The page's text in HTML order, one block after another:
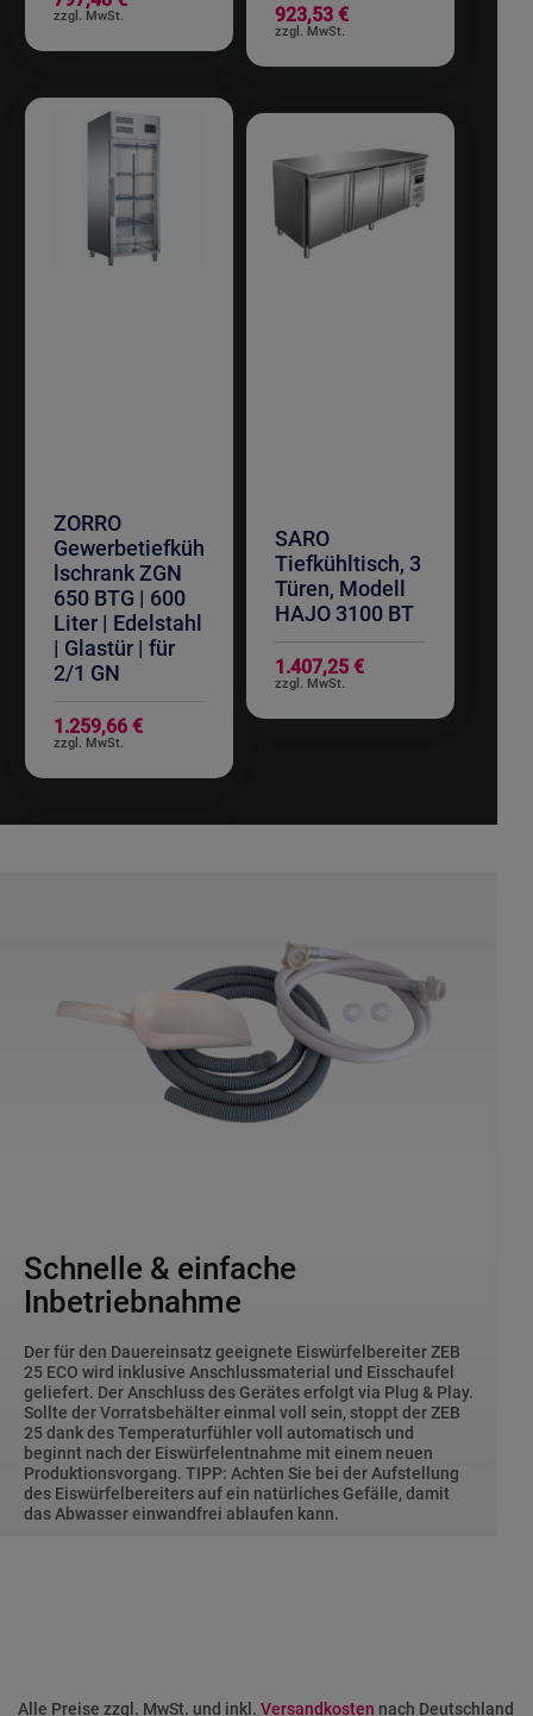
ZORRO
Gewerbetiefküh
lschrank ZGN
650 BTG | 600
Liter | Edelstahl
| Glastür | für
2/1 GN
1.259,66 €
923,53 €
SARO
Tiefkühltisch, 3
Türen, Modell
HAJO 3100 BT
1.407,25 €
Schnelle & einfache
Inbetriebnahme
Der für den Dauereinsatz geeignete Eiswürfelbereiter ZEB
25 ECO wird inklusive Anschlussmaterial und Eisschaufel
geliefert. Der Anschluss des Gerätes erfolgt via Plug & Play.
Sollte der Vorratsbehälter einmal voll sein, stoppt der ZEB
25 dank des Temperaturfühler voll automatisch und
beginnt nach der Eiswürfelentnahme mit einem neuen
Produktionsvorgang. TIPP: Achten Sie bei der Aufstellung
des Eiswürfelbereiters auf ein natürliches Gefälle, damit
das Abwasser einwandfrei ablaufen kann.
Alle Preise zzgl. MwSt. und inkl. Versandkosten nach Deutschland